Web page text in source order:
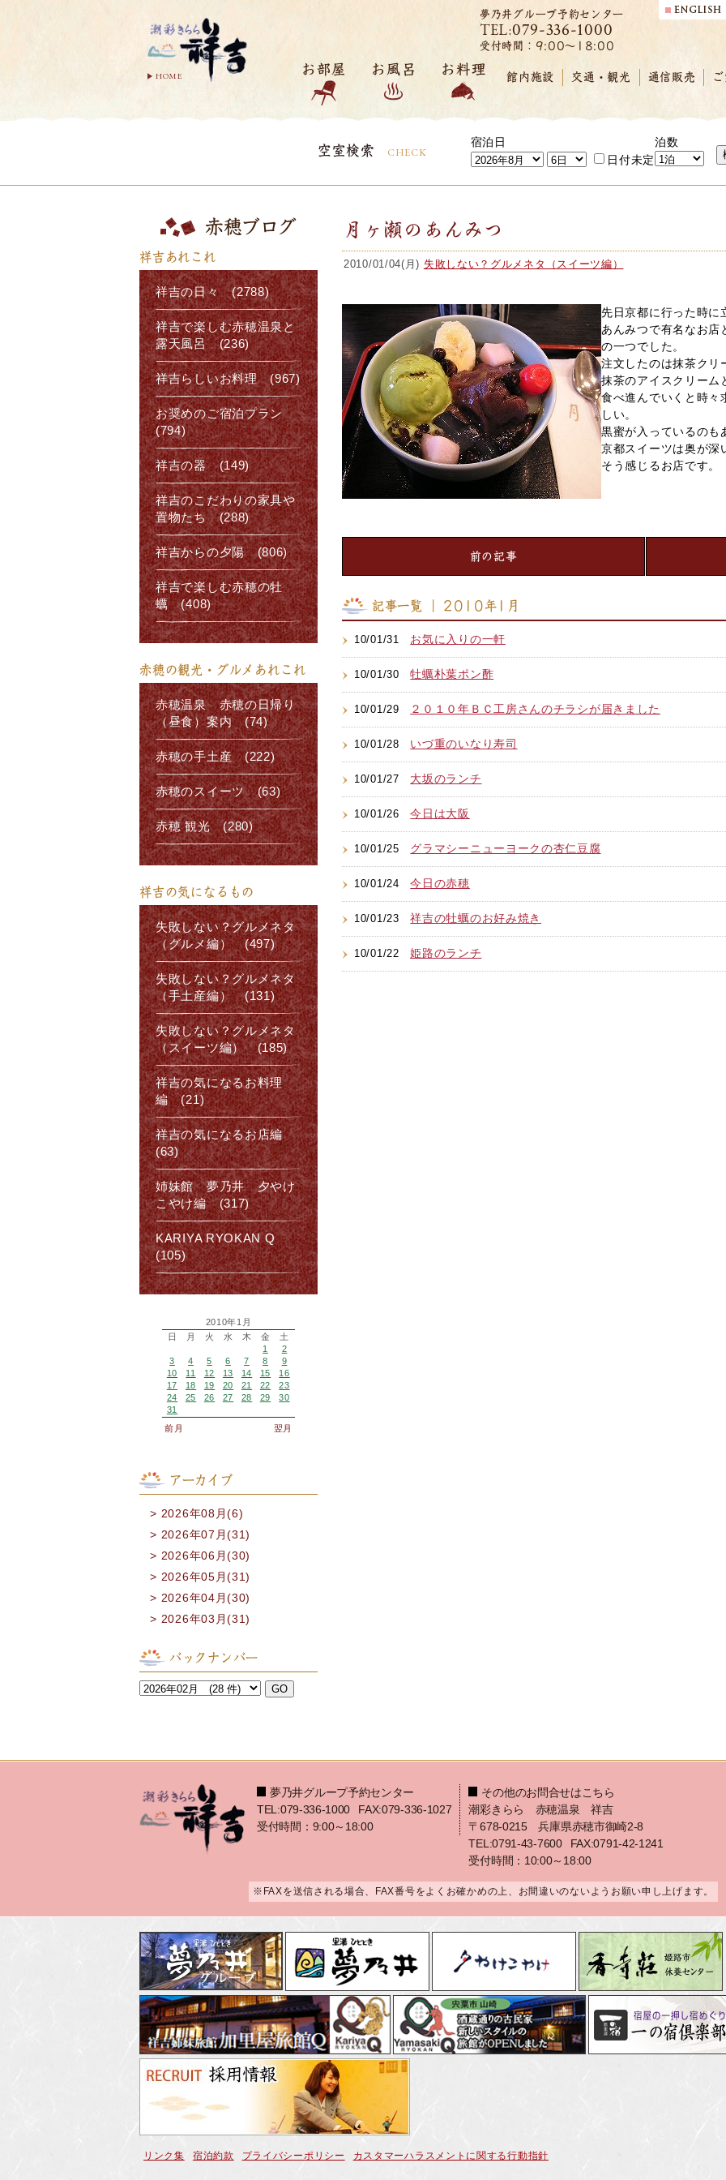
HOME
夢乃井グループ予約センター
TEL:079-336-1000
受付時間：9:00～18:00
お部屋 お風呂 お料理
館内施設 交通・観光 通信販売
空室検索 CHECK
宿泊日
日付未定
泊数
月ヶ瀬のあんみつ
2010/01/04(月) 失敗しない？グルメネタ（スイーツ編）
先日京都に行った時に
あんみつで有名なお店
の一つでした。
注文したのは抹茶クリ
抹茶のアイスクリーム
食べ進んでいくと時々
しい。
黒蜜が入っているのも
京都スイーツは奥が深
そう感じるお店です。
前の記事
記事一覧 ｜ 2010年1月
10/01/31 お気に入りの一軒
10/01/30牡蠣朴葉ポン酢
10/01/29 ２０１０年ＢＣ工房さんのチラシが届きました
10/01/28 いづ重のいなり寿司
10/01/27 大坂のランチ
10/01/26今日は大阪
10/01/25 グラマシーニューヨークの杏仁豆腐
10/01/24今日の赤穂
10/01/23祥吉の牡蠣のお好み焼き
10/01/22姫路のランチ
赤穂ブログ
祥吉あれこれ
祥吉の日々 (2788)
祥吉で楽しむ赤穂温泉と
露天風呂 (236)
祥吉らしいお料理 (967)
お奨めのご宿泊プラン
(794)
祥吉の器 (149)
祥吉のこだわりの家具や
置物たち (288)
祥吉からの夕陽 (806)
祥吉で楽しむ赤穂の牡
蠣 (408)
赤穂の観光・グルメあれこれ
赤穂温泉 赤穂の日帰り
（昼食）案内 (74)
赤穂の手土産 (222)
赤穂のスイーツ (63)
赤穂 観光 (280)
祥吉の気になるもの
失敗しない？グルメネタ
（グルメ編） (497)
失敗しない？グルメネタ
（手土産編） (131)
失敗しない？グルメネタ
（スイーツ編） (185)
祥吉の気になるお料理
編 (21)
祥吉の気になるお店編
(63)
姉妹館 夢乃井 夕やけ
こやけ編 (317)
KARIYA RYOKAN Q
(105)
2010年1月
日
月 火 水 木 金
土
1
2
3
4 5 6 7 8
9
10
11 12 13 14 15
16
17
18 19 20 21 22
23
24
25 26 27 28 29
30
31
前月
翌月
アーカイブ
2026年08月(6)
2026年07月(31)
2026年06月(30)
2026年05月(31)
2026年04月(30)
2026年03月(31)
バックナンバー
夢乃井グループ予約センター
TEL:079-336-1000
FAX:079-336-1027
受付時間：9:00～18:00
その他のお問合せはこちら
潮彩きらら 赤穂温泉 祥吉
〒678-0215 兵庫県赤穂市御崎2-8
TEL:0791-43-7600
FAX:0791-42-1241
受付時間：10:00～18:00
※FAXを送信される場合、FAX番号をよくお確かめの上、お間違いのないようお願い申し上げます。
リンク集 宿泊約款 プライバシーポリシー カスタマーハラスメントに関する行動指針